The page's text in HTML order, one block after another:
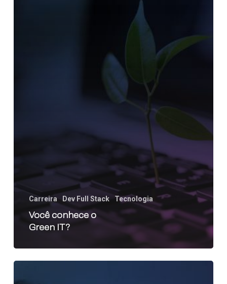
Carreira Dev Full Stack Tecnologia
Você conhece o
Green IT?